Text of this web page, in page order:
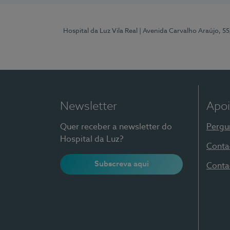
Hospital da Luz Vila Real | Avenida Carvalho Araújo,
Newsletter
Quer receber a newsletter do
Hospital da Luz?
Subscreva aqui